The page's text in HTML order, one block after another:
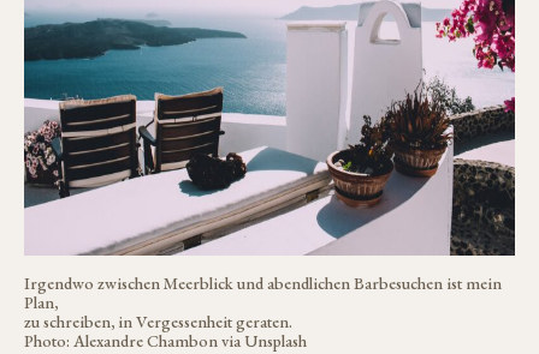
Irgendwo zwischen Meerblick und abendlichen Barbesuchen ist mein
Plan,
zu schreiben, in Vergessenheit geraten.
Photo: Alexandre Chambon via Unsplash